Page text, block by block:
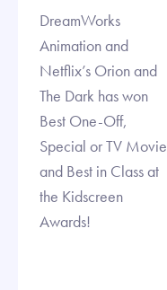
DreamWorks
Animation and
Netflix’s Orion and
The Dark has won
Best One-Off,
Special or TV Movie
and Best in Class at
the Kidscreen
Awards!